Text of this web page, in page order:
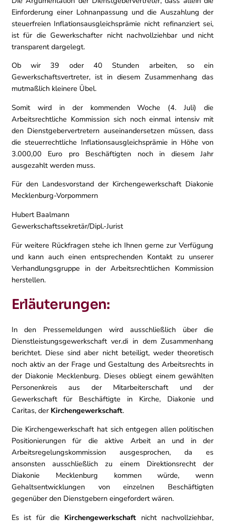
Einforderung einer Lohnanpassung und die Auszahlung der
steuerfreien Inflationsausgleichsprämie nicht refinanziert sei,
ist für die Gewerkschafter nicht nachvollziehbar und nicht
transparent dargelegt.
Ob wir 39 oder 40 Stunden arbeiten, so ein
Gewerkschaftsvertreter, ist in diesem Zusammenhang das
mutmaßlich kleinere Übel.
Somit wird in der kommenden Woche (4. Juli) die
Arbeitsrechtliche Kommission sich noch einmal intensiv mit
den Dienstgebervertretern auseinandersetzen müssen, dass
die steuerrechtliche Inflationsausgleichsprämie in Höhe von
3.000,00 Euro pro Beschäftigten noch in diesem Jahr
ausgezahlt werden muss.
Für den Landesvorstand der Kirchengewerkschaft Diakonie
Mecklenburg-Vorpommern
Hubert Baalmann
Gewerkschaftssekretär/Dipl.-Jurist
Für weitere Rückfragen stehe ich Ihnen gerne zur Verfügung
und kann auch einen entsprechenden Kontakt zu unserer
Verhandlungsgruppe in der Arbeitsrechtlichen Kommission
herstellen.
Erläuterungen:
In den Pressemeldungen wird ausschließlich über die
Dienstleistungsgewerkschaft ver.di in dem Zusammenhang
berichtet. Diese sind aber nicht beteiligt, weder theoretisch
noch aktiv an der Frage und Gestaltung des Arbeitsrechts in
der Diakonie Mecklenburg. Dieses obliegt einem gewählten
Personenkreis aus der Mitarbeiterschaft und der
Gewerkschaft für Beschäftigte in Kirche, Diakonie und
Caritas, der Kirchengewerkschaft.
Die Kirchengewerkschaft hat sich entgegen allen politischen
Positionierungen für die aktive Arbeit an und in der
Arbeitsregelungskommission ausgesprochen, da es
ansonsten ausschließlich zu einem Direktionsrecht der
Diakonie Mecklenburg kommen würde, wenn
Gehaltsentwicklungen von einzelnen Beschäftigten
gegenüber den Dienstgebern eingefordert wären.
Es ist für die Kirchengewerkschaft nicht nachvollziehbar,